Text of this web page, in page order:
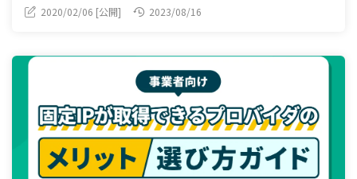
2020/02/06 [公開] 2023/08/16